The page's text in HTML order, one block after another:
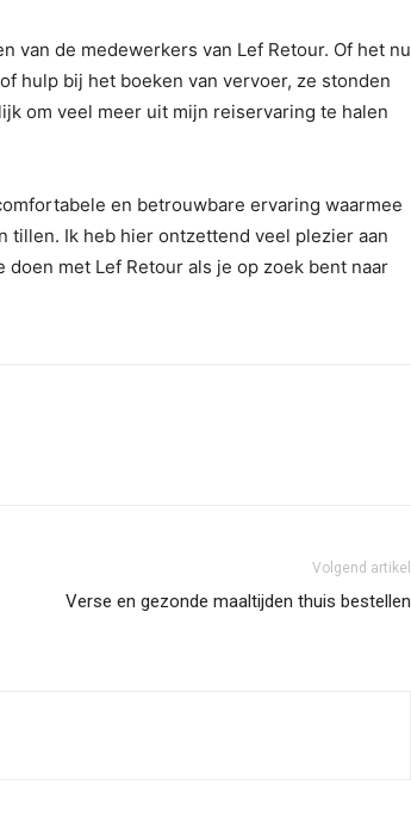
van de medewerkers van Lef Retour. Of het nu
hulp bij het boeken van vervoer, ze stonden
om veel meer uit mijn reiservaring te halen
en betrouwbare ervaring waarmee
tillen. Ik heb hier ontzettend veel plezier aan
met Lef Retour als je op zoek bent naar
Volgend artikel
Verse en gezonde maaltijden thuis bestellen